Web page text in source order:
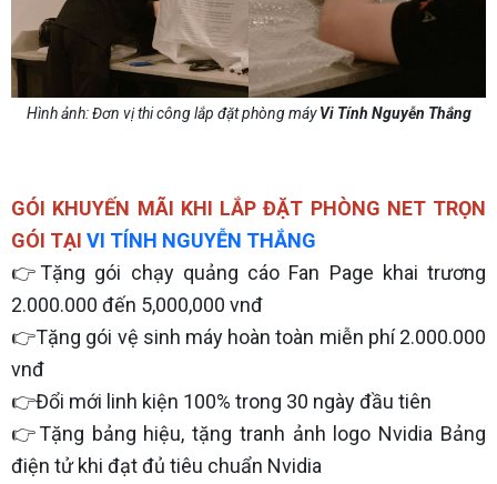
Hình ảnh: Đơn vị thi công lắp đặt phòng máyVi Tính Nguyễn Thắng
GÓI KHUYẾN MÃI KHI LẮP ĐẶT PHÒNG NET TRỌN
GÓI TẠI VI TÍNH NGUYỄN THẮNG
👉Tặng gói chạy quảng cáo Fan Page khai trương
2.000.000 đến 5,000,000 vnđ
👉Tặng gói vệ sinh máy hoàn toàn miễn phí 2.000.000
vnđ
👉Đổi mới linh kiện 100% trong 30 ngày đầu tiên
👉Tặng bảng hiệu, tặng tranh ảnh logo Nvidia Bảng
điện tử khi đạt đủ tiêu chuẩn Nvidia